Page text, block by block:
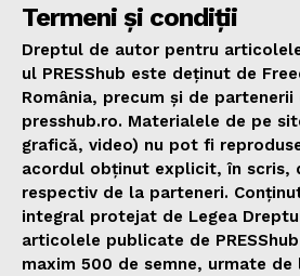
Termeni și condiții
Dreptul de autor pentru
ul PRESShub este deținut de
România, precum și de partenerii
presshub.ro. Materialele de pe
grafică, video) nu pot fi
acordul obținut explicit, în scris,
respectiv de la parteneri.
integral protejat de Legea
articolele publicate de
maxim 500 de semne, urmate